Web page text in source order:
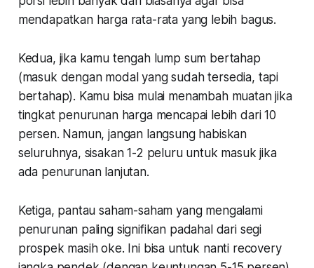
mendapatkan harga rata-rata yang lebih bagus.
Kedua, jika kamu tengah lump sum bertahap
(masuk dengan modal yang sudah tersedia, tapi
bertahap). Kamu bisa mulai menambah muatan jika
tingkat penurunan harga mencapai lebih dari 10
persen. Namun, jangan langsung habiskan
seluruhnya, sisakan 1-2 peluru untuk masuk jika
ada penurunan lanjutan.
Ketiga, pantau saham-saham yang mengalami
penurunan paling signifikan padahal dari segi
prospek masih oke. Ini bisa untuk nanti recovery